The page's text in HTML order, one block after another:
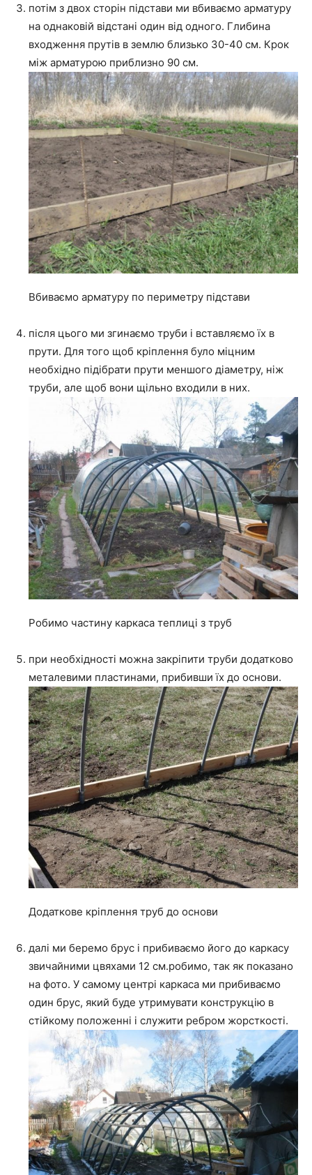
потім з двох сторін підстави ми вбиваємо арматуру
на однаковій відстані один від одного. Глибина
входження прутів в землю близько 30-40 см. Крок
між арматурою приблизно 90 см.
Вбиваємо арматуру по периметру підстави
після цього ми згинаємо труби і вставляємо їх в
прути. Для того щоб кріплення було міцним
необхідно підібрати прути меншого діаметру, ніж
труби, але щоб вони щільно входили в них.
Робимо частину каркаса теплиці з труб
при необхідності можна закріпити труби додатково
металевими пластинами, прибивши їх до основи.
Додаткове кріплення труб до основи
далі ми беремо брус і прибиваємо його до каркасу
звичайними цвяхами 12 см.робимо, так як показано
на фото. У самому центрі каркаса ми прибиваємо
один брус, який буде утримувати конструкцію в
стійкому положенні і служити ребром жорсткості.